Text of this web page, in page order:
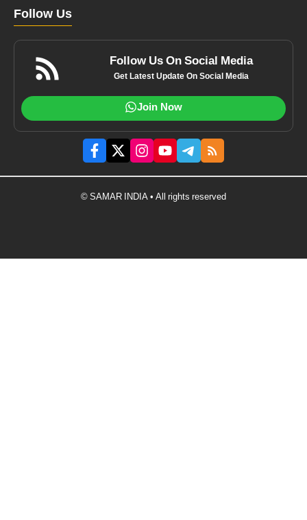
Follow Us
Follow Us On Social Media
Get Latest Update On Social Media
Join Now
© SAMAR INDIA • All rights reserved